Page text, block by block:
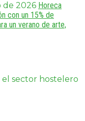
de 2026 Horeca
con un 15% de
un verano de arte,
el sector hostelero